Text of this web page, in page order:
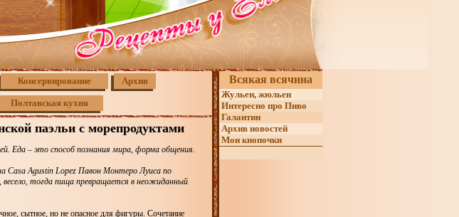
Консервирование Архив
Полтавская кухня
паэльи с морепродуктами
Еда – это способ познания мира, форма общения.
Casa Agustin Lopez Павон Монтеро Луиса по
тогда пища превращается в неожиданный
сытное, но не опасное для фигуры. Сочетание
Всякая всячина
Жульен, жюльен
Интересно про Пиво
Галантин
Архив новостей
Мои кнопочки